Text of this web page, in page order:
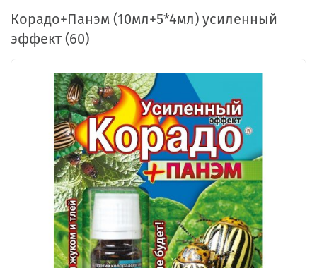
Корадо+Панэм (10мл+5*4мл) усиленный
эффект (60)